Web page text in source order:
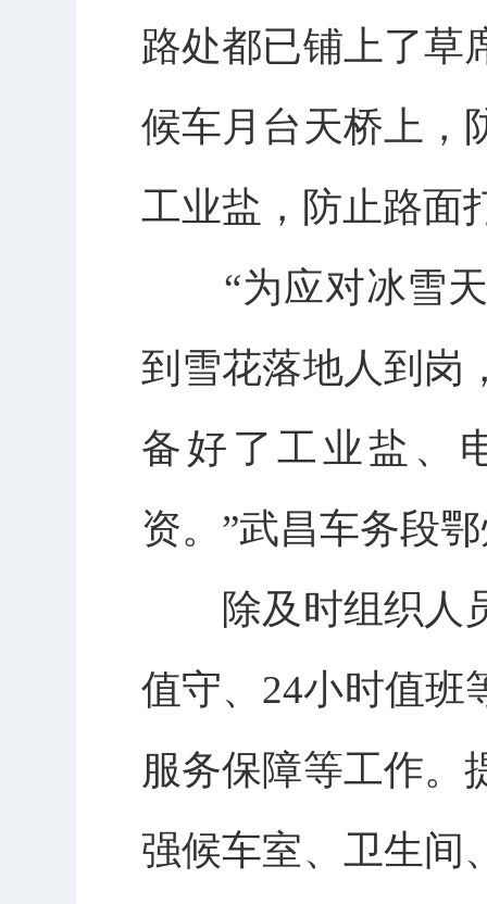
路处都已铺上了草
候车月台天桥上，
工业盐，防止路面
“为应对冰雪天
到雪花落地人到岗
备好了工业盐、
资。”武昌车务段
除及时组织人员
值守、24小时值班
服务保障等工作。
强候车室、卫生间